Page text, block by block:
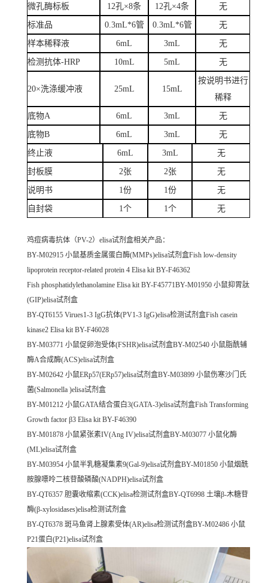
微孔酶标板 12孔×8条 12孔×4条 无
标准品 0.3mL*6管 0.3mL*6管 无
样本稀释液 6mL 3mL 无
检测抗体-HRP 10mL 5mL 无
20×洗涤缓冲液 25mL 15mL
按说明书进行
稀释
底物A 6mL 3mL 无
底物B 6mL 3mL 无
终止液 6mL 3mL 无
封板膜 2张 2张 无
说明书 1份 1份 无
自封袋 1个 1个 无
鸡痘病毒抗体（PV-2）elisa试剂盒相关产品：
BY-M02915 小鼠基质金属蛋白酶(MMPs)elisa试剂盒Fish low-density
lipoprotein receptor-related protein 4 Elisa kit BY-F46362
Fish phosphatidylethanolamine Elisa kit BY-F45771BY-M01950 小鼠抑胃肽
(GIP)elisa试剂盒
BY-QT6155 Virues1-3 IgG抗体(PV1-3 IgG)elisa检测试剂盒Fish casein
kinase2 Elisa kit BY-F46028
BY-M03771 小鼠促卵泡受体(FSHR)elisa试剂盒BY-M02540 小鼠脂酰辅
酶A合成酶(ACS)elisa试剂盒
BY-M02642 小鼠ERp57(ERp57)elisa试剂盒BY-M03899 小鼠伤寒沙门氏
菌(Salmonella )elisa试剂盒
BY-M01212 小鼠GATA结合蛋白3(GATA-3)elisa试剂盒Fish Transforming
Growth factor β3 Elisa kit BY-F46390
BY-M01878 小鼠紧张素IV(Ang IV)elisa试剂盒BY-M03077 小鼠化酶
(ML)elisa试剂盒
BY-M03954 小鼠半乳糖凝集素9(Gal-9)elisa试剂盒BY-M01850 小鼠烟酰
胺腺嘌呤二核苷酸磷酸(NADPH)elisa试剂盒
BY-QT6357 胆囊收缩素(CCK)elisa检测试剂盒BY-QT6998 土壤β-木糖苷
酶(β-xylosidases)elisa检测试剂盒
BY-QT6378 斑马鱼肾上腺素受体(AR)elisa检测试剂盒BY-M02486 小鼠
P21蛋白(P21)elisa试剂盒